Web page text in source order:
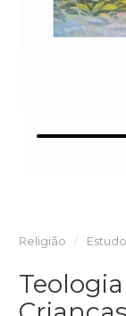
Religião